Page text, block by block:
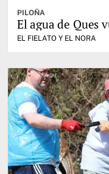
PILOÑA
El agua de Ques
EL FIELATO Y EL NORA